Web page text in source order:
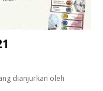
dianjurkan oleh